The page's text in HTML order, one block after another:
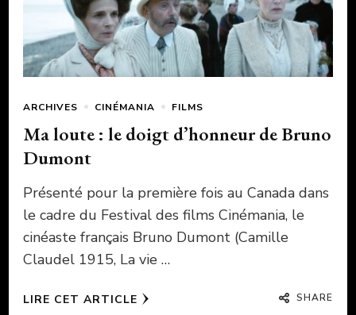
ARCHIVES CINÉMANIA FILMS
Ma loute : le doigt d’honneur de Bruno
Dumont
Présenté pour la première fois au Canada dans
le cadre du Festival des films Cinémania, le
cinéaste français Bruno Dumont (Camille
Claudel 1915, La vie …
LIRE CET ARTICLE SHARE